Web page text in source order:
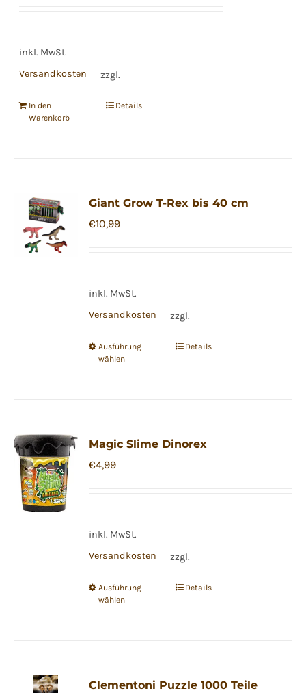
inkl. MwSt.
zzgl.
Versandkosten
In den
Warenkorb
Details
Giant Grow T-Rex bis 40 cm
€10,99
inkl. MwSt.
zzgl.
Versandkosten
Ausführung
wählen
Dieses
auf.
gewählt
Details
Magic Slime Dinorex
€4,99
inkl. MwSt.
zzgl.
Versandkosten
Ausführung
wählen
Dieses
auf.
Details
Clementoni Puzzle 1000 Teile